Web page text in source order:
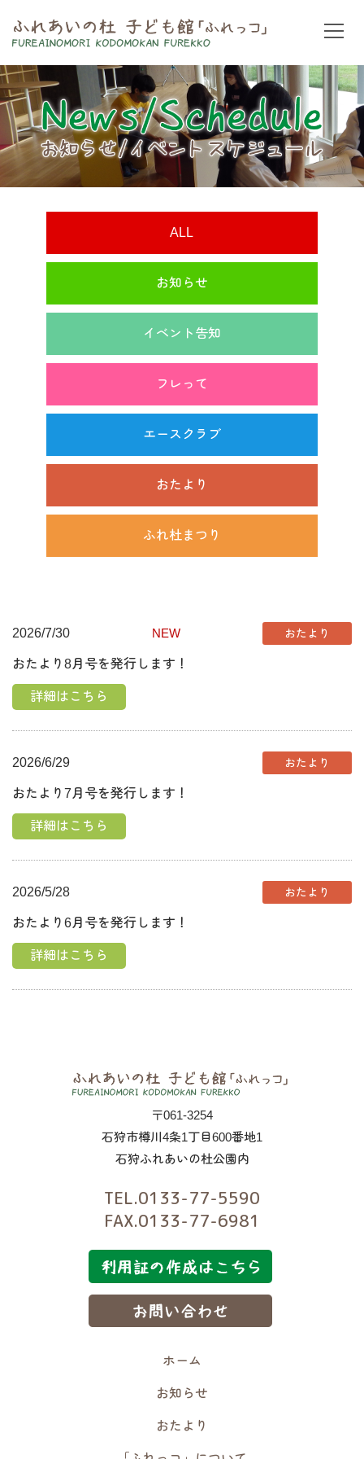
ALL
お知らせ
イベント告知
フレって
エースクラブ
おたより
ふれ杜まつり
2026/7/30 NEW おたより
おたより8月号を発行します！
詳細はこちら
2026/6/29 おたより
おたより7月号を発行します！
詳細はこちら
2026/5/28 おたより
おたより6月号を発行します！
詳細はこちら
〒061-3254
石狩市樽川4条1丁目600番地1
石狩ふれあいの杜公園内
TEL.0133-77-5590
FAX.0133-77-6981
ホーム
お知らせ
おたより